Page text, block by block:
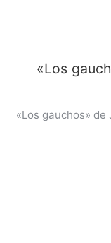
«Los gauchos»